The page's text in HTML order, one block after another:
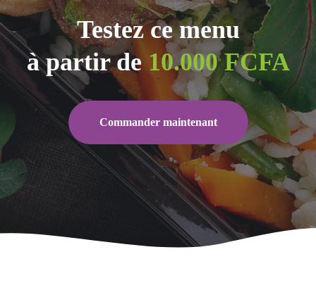
Testez ce menu
à partir de10.000 FCFA
Commander maintenant